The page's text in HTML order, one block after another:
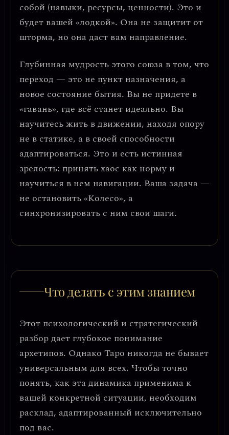
собой (навыки, ресурсы, ценности). Это и
будет вашей «лодкой». Она не защитит от
шторма, но она даст вам направление.
Глубинная мудрость этого союза в том, что
переход — это не пункт назначения, а
новое состояние бытия. Вы не придете в
«гавань», где всё станет идеально. Вы
научитесь жить в движении, находя опору
не в статике, а в своей способности
адаптироваться. Это и есть истинная
зрелость: принять хаос как норму и
научиться в нем навигации. Ваша задача —
не остановить «Колесо», а
синхронизировать с ним свои шаги.
Что делать с этим знанием
Этот психологический и стратегический
разбор дает глубокое понимание
архетипов. Однако Таро никогда не бывает
универсальным для всех. Чтобы точно
понять, как эта динамика применима к
вашей конкретной ситуации, необходим
расклад, адаптированный исключительно
под вас.